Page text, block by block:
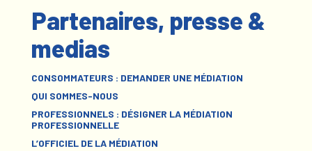
Partenaires, presse &
medias
CONSOMMATEURS : DEMANDER UNE MÉDIATION
QUI SOMMES-NOUS
PROFESSIONNELS : DÉSIGNER LA MÉDIATION
PROFESSIONNELLE
L’OFFICIEL DE LA MÉDIATION